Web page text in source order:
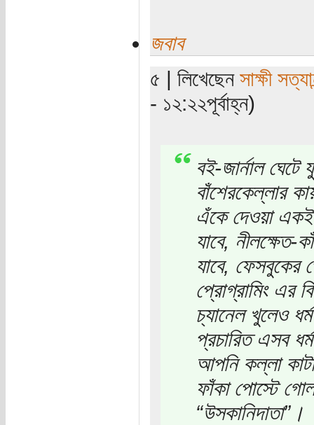
জবাব
৫ | লিখেছেন সাক্ষী
- ১২:২২পূর্বাহ্ন)
বই-জার্নাল
বাঁশেরকেল্লার
এঁকে দেওয়া একই
যাবে, নীলক্ষেত-
যাবে, ফেসবুকের
প্রোগ্রামিং এর
চ্যানেল খুলেও
প্রচারিত এসব
আপনি কল্লা
ফাঁকা পোস্টে
“উসকানিদাতা”।